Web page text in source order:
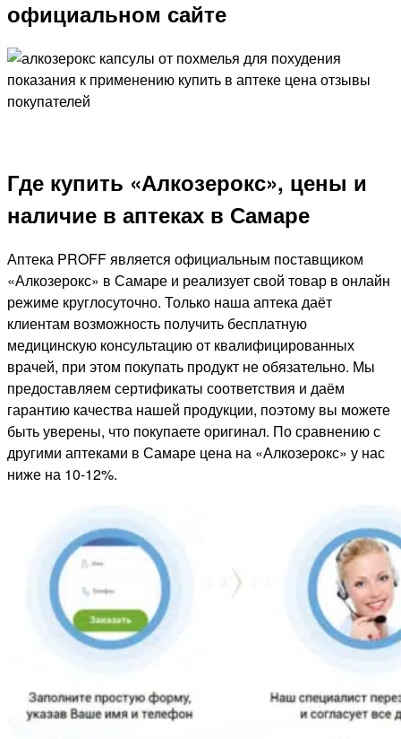
Где купить «Алкозерокс», цены и
наличие в аптеках в Самаре
Аптека PROFF является официальным поставщиком
«Алкозерокс» в Самаре и реализует свой товар в онлайн
режиме круглосуточно. Только наша аптека даёт
клиентам возможность получить бесплатную
медицинскую консультацию от квалифицированных
врачей, при этом покупать продукт не обязательно. Мы
предоставляем сертификаты соответствия и даём
гарантию качества нашей продукции, поэтому вы можете
быть уверены, что покупаете оригинал. По сравнению с
другими аптеками в Самаре цена на «Алкозерокс» у нас
ниже на 10-12%.